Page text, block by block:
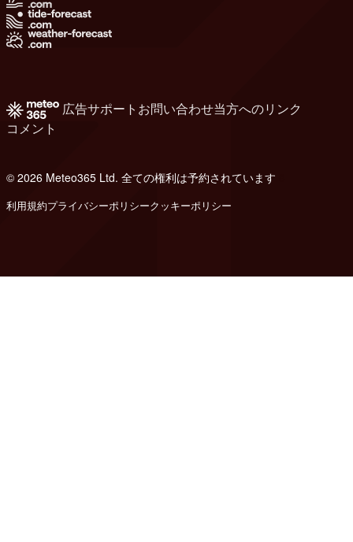
広告サポート お問い合わせ当方へのリンク
コメント
© 2026 Meteo365 Ltd. 全ての権利は予約されています
利用規約プライバシーポリシークッキーポリシー